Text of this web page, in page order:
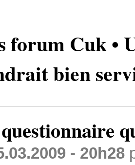
forum Cuk •
bien
- 20h28